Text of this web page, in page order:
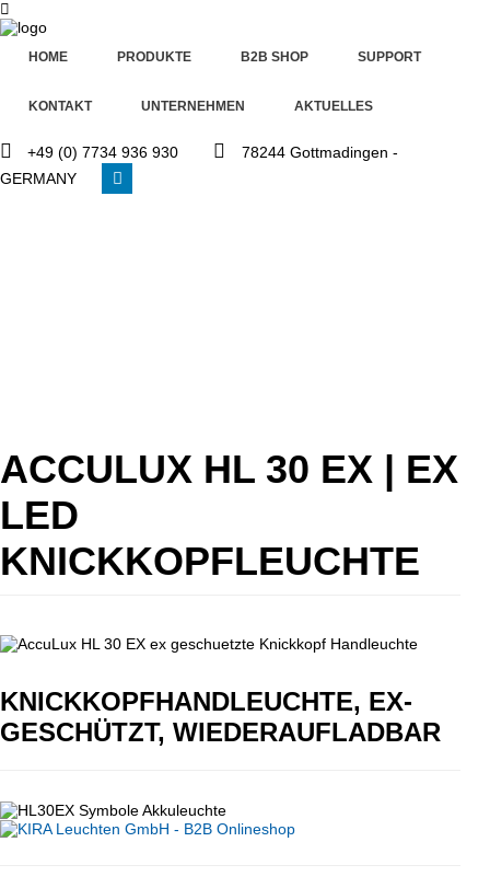
GERMAN (DE)
Produkte
HOME PRODUKTE B2B SHOP SUPPORT
KONTAKT UNTERNEHMEN AKTUELLES
+49 (0) 7734 936 930
78244 Gottmadingen -
GERMANY
ACCULUX HL 30 EX | EX
LED
KNICKKOPFLEUCHTE
KNICKKOPFHANDLEUCHTE, EX-
GESCHÜTZT, WIEDERAUFLADBAR